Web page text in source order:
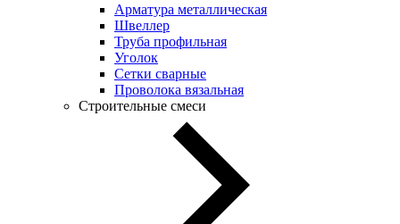
Арматура металлическая
Швеллер
Труба профильная
Уголок
Сетки сварные
Проволока вязальная
Строительные смеси